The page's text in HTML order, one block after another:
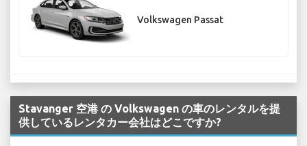
Volkswagen Passat
Stavanger 空港 の Volkswagen の車のレンタルを提
供しているレンタカー会社はどこですか?